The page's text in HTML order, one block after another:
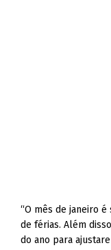
“O mês de janeiro
de férias. Além
do ano para